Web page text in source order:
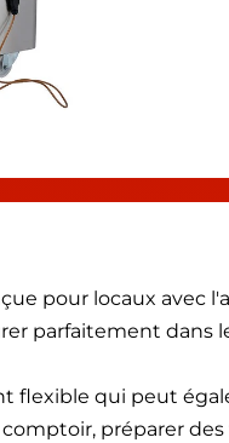
pour locaux avec
parfaitement dans
flexible qui peut
préparer